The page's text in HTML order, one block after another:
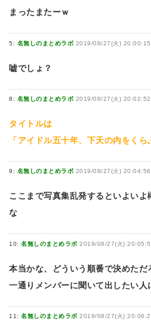
まったまたーｗ
5: 名無しのまとめラボ 2019/08/27(火)
嘘でしょ？
8: 名無しのまとめラボ 2019/08/27(火)
タイトルは
「アイドル五十年、下天の内をくら
9: 名無しのまとめラボ 2019/08/27(火)
ここまで写真集乱発するといよい
な
10: 名無しのまとめラボ 2019/08/27(火)
本当かな、どういう順番で決めただ
一通りメンバーに聞いて出したい人
11: 名無しのまとめラボ 2019/08/27(火)